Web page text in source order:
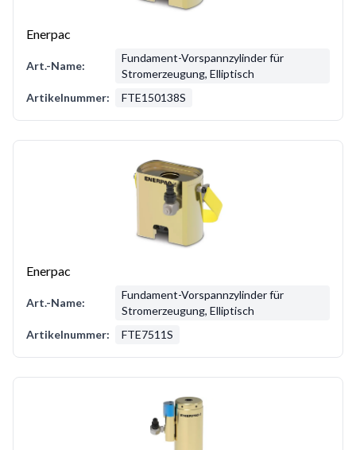
Enerpac
Art.-Name:
Fundament-Vorspannzylinder für
Stromerzeugung, Elliptisch
Artikelnummer:
FTE150138S
Enerpac
Art.-Name:
Fundament-Vorspannzylinder für
Stromerzeugung, Elliptisch
Artikelnummer:
FTE7511S